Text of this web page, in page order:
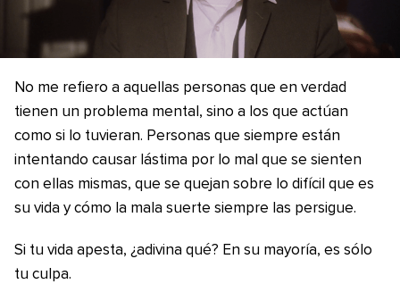
No me refiero a aquellas personas que en verdad
tienen un problema mental, sino a los que actúan
como si lo tuvieran. Personas que siempre están
intentando causar lástima por lo mal que se sienten
con ellas mismas, que se quejan sobre lo difícil que es
su vida y cómo la mala suerte siempre las persigue.
Si tu vida apesta, ¿adivina qué? En su mayoría, es sólo
tu culpa.